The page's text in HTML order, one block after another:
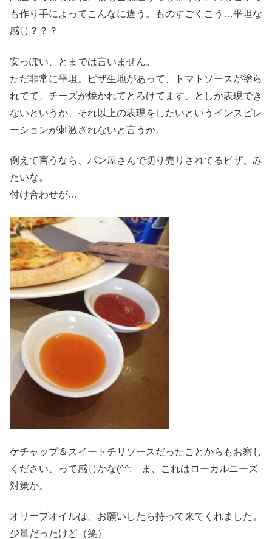
も作り手によってこんなに違う。ものすごくこう…平坦な
感じ？？？
安っぽい、とまでは言いません。
ただ非常に平坦。ピザ生地があって、トマトソースが塗ら
れてて、チーズが焼かれてとろけてます、としか表現でき
ないというか、それ以上の表現をしたいというインスピレ
ーションが刺激されないと言うか。
例えて言うなら、パン屋さんで切り売りされてるピザ、み
たいな。
付け合わせが…
ケチャップ＆スイートチリソースだったことからもお察し
ください、って感じかな(^^; ま、これはローカルニーズ
対策か。
オリーブオイルは、お願いしたら持って来てくれました。
少量だったけど（笑）